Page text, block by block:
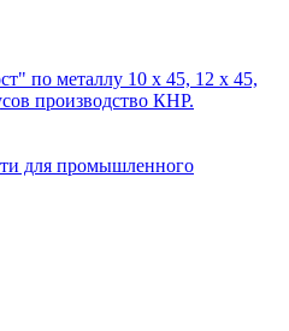
по металлу 10 х 45, 12 х 45,
производство КНР.
для промышленного